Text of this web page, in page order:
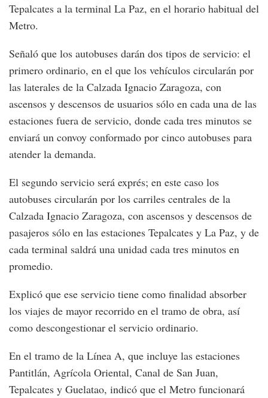
Tepalcates a la terminal La Paz, en el horario habitual del
Metro.
Señaló que los autobuses darán dos tipos de servicio: el
primero ordinario, en el que los vehículos circularán por
las laterales de la Calzada Ignacio Zaragoza, con
ascensos y descensos de usuarios sólo en cada una de las
estaciones fuera de servicio, donde cada tres minutos se
enviará un convoy conformado por cinco autobuses para
atender la demanda.
El segundo servicio será exprés; en este caso los
autobuses circularán por los carriles centrales de la
Calzada Ignacio Zaragoza, con ascensos y descensos de
pasajeros sólo en las estaciones Tepalcates y La Paz, y de
cada terminal saldrá una unidad cada tres minutos en
promedio.
Explicó que ese servicio tiene como finalidad absorber
los viajes de mayor recorrido en el tramo de obra, así
como descongestionar el servicio ordinario.
En el tramo de la Línea A, que incluye las estaciones
Pantitlán, Agrícola Oriental, Canal de San Juan,
Tepalcates y Guelatao, indicó que el Metro funcionará